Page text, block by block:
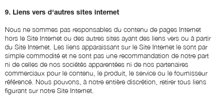
9. Liens vers d'autres sites internet
Nous ne sommes pas responsables du contenu de pages Internet
hors le Site Internet ou des autres sites ayant des liens vers ou à partir
du Site Internet. Les liens apparaissant sur le Site Internet le sont par
simple commodité et ne sont pas une recommandation de notre part
ni de celles de nos sociétés apparentées ni de nos partenaires
commerciaux pour le contenu, le produit, le service ou le fournisseur
référencé. Nous pouvons, à notre entière discrétion, retirer tous liens
figurant sur notre Site Internet.